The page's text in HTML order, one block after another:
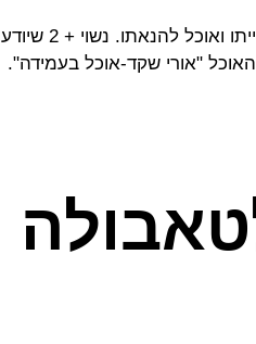
אורי שקד, חייט תוכן, קופירייטר, כותב ומאהב. איש של מילים ופריק של מעשים. כותב למחייתו ואוכל להנאתו. נשוי + 2 שיודע
"אורי שקד-אוכל בעמידה".